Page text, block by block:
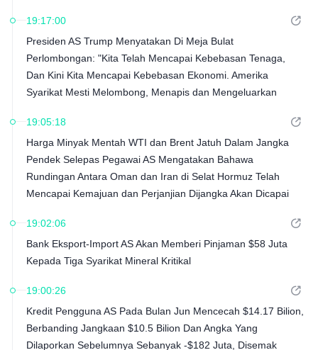
19:17:00
Presiden AS Trump Menyatakan Di Meja Bulat
Perlombongan: "Kita Telah Mencapai Kebebasan Tenaga,
Dan Kini Kita Mencapai Kebebasan Ekonomi. Amerika
Syarikat Mesti Melombong, Menapis dan Mengeluarkan
19:05:18
Harga Minyak Mentah WTI dan Brent Jatuh Dalam Jangka
Pendek Selepas Pegawai AS Mengatakan Bahawa
Rundingan Antara Oman dan Iran di Selat Hormuz Telah
Mencapai Kemajuan dan Perjanjian Dijangka Akan Dicapai
19:02:06
Bank Eksport-Import AS Akan Memberi Pinjaman $58 Juta
Kepada Tiga Syarikat Mineral Kritikal
19:00:26
Kredit Pengguna AS Pada Bulan Jun Mencecah $14.17 Bilion,
Berbanding Jangkaan $10.5 Bilion Dan Angka Yang
Dilaporkan Sebelumnya Sebanyak -$182 Juta, Disemak